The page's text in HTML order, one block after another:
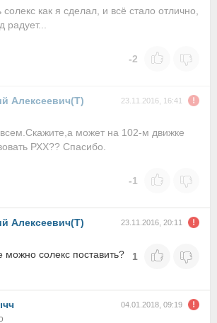
солекс как я сделал, и всё стало отлично,
радует...
-2
Алексеевич(Т) 23.11.2016, 16:41
может на 102-м движке
РХХ?? Спасибо.
-1
Алексеевич(Т) 23.11.2016, 20:11
можно солекс поставить? 1
04.01.2018, 09:19